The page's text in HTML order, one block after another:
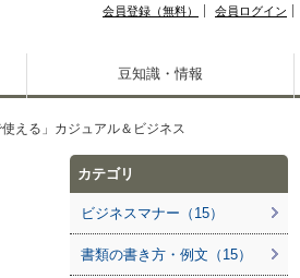
会員登録（無料） 会員ログイン
豆知識・情報
える」カジュアル＆ビジネス
カテゴリ
ビジネスマナー（15）
書類の書き方・例文（15）